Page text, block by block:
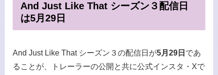
And Just Like That シーズン３配信日
は5月29日
And Just Like That シーズン３の配信日が5月29日 であ
ることが、トレーラーの公開と共に公式インスタ・Xで